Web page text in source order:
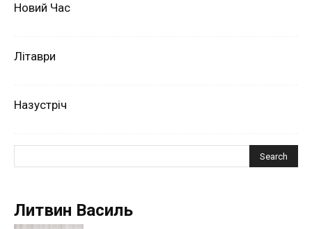
Новий Час
Літаври
Назустріч
Литвин Василь